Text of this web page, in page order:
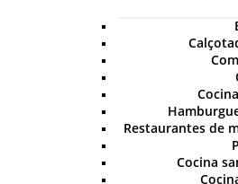
Restaurantes de
Cocina